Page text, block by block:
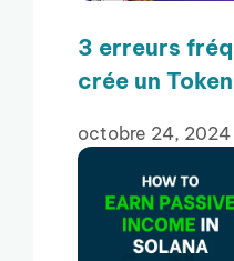
3 erreurs
crée un
octobre 24, 2024